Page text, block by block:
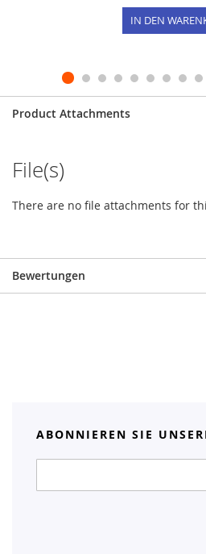
IN DEN
Product Attachments
File(s)
There are no file attachments for
Bewertungen
ABONNIEREN SIE
Newsletter: